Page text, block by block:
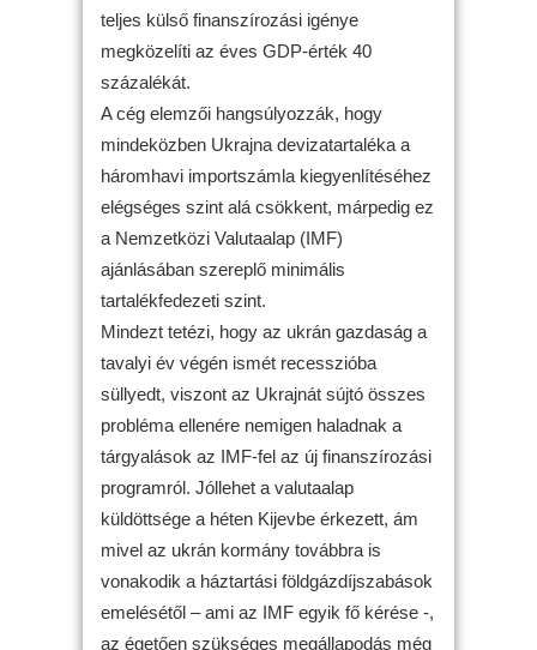
teljes külső finanszírozási igénye
megközelíti az éves GDP-érték 40
százalékát.
A cég elemzői hangsúlyozzák, hogy
mindeközben Ukrajna devizatartaléka a
háromhavi importszámla kiegyenlítéséhez
elégséges szint alá csökkent, márpedig ez
a Nemzetközi Valutaalap (IMF)
ajánlásában szereplő minimális
tartalékfedezeti szint.
Mindezt tetézi, hogy az ukrán gazdaság a
tavalyi év végén ismét recesszióba
süllyedt, viszont az Ukrajnát sújtó összes
probléma ellenére nemigen haladnak a
tárgyalások az IMF-fel az új finanszírozási
programról. Jóllehet a valutaalap
küldöttsége a héten Kijevbe érkezett, ám
mivel az ukrán kormány továbbra is
vonakodik a háztartási földgázdíjszabások
emelésétől – ami az IMF egyik fő kérése -,
az égetően szükséges megállapodás még